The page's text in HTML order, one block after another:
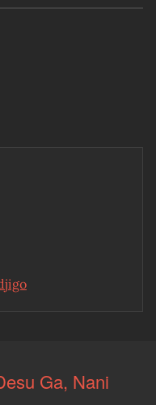
Ga, Nani